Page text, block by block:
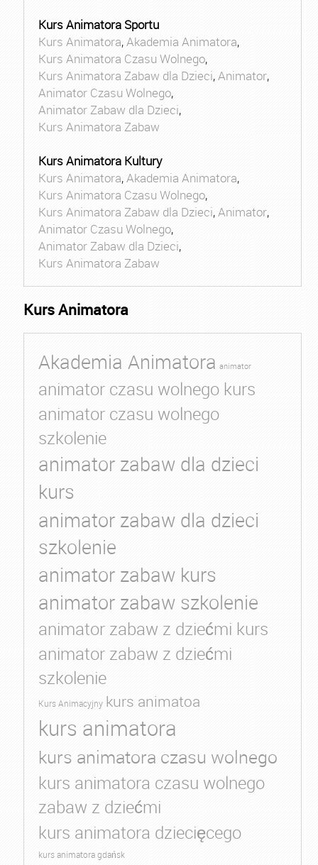
Kurs Animatora Sportu
Kurs Animatora,Akademia Animatora,
Kurs Animatora Czasu Wolnego,
Kurs Animatora Zabaw dla Dzieci,Animator,
Animator Czasu Wolnego,
Animator Zabaw dla Dzieci,
Kurs Animatora Zabaw
Kurs Animatora Kultury
Kurs Animatora,Akademia Animatora,
Kurs Animatora Czasu Wolnego,
Kurs Animatora Zabaw dla Dzieci,Animator,
Animator Czasu Wolnego,
Animator Zabaw dla Dzieci,
Kurs Animatora Zabaw
Kurs Animatora
Akademia Animatora animator
animator czasu wolnego kurs
animator czasu wolnego
szkolenie
animator zabaw dla dzieci
kurs
animator zabaw dla dzieci
szkolenie
animator zabaw kurs
animator zabaw szkolenie
animator zabaw z dziećmi kurs
animator zabaw z dziećmi
szkolenie
Kurs Animacyjny kurs animatoa
kurs animatora
kurs animatora czasu wolnego
kurs animatora czasu wolnego
zabaw z dziećmi
kurs animatora dziecięcego
kurs animatora gdańsk